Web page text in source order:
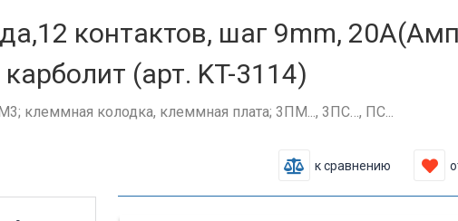
контактов, шаг 9mm,
(арт. KT-3114)
клеммная колодка, клеммная плата; 3ПМ..., 3ПС…, ПС...
к сравнению